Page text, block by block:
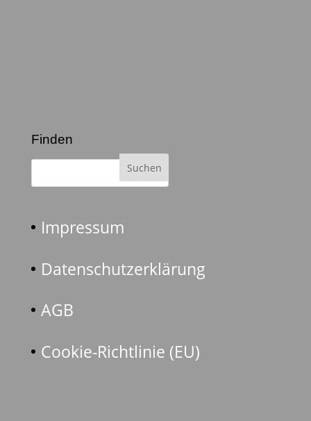
Finden
Impressum
Datenschutzerklärung
AGB
Cookie-Richtlinie (EU)